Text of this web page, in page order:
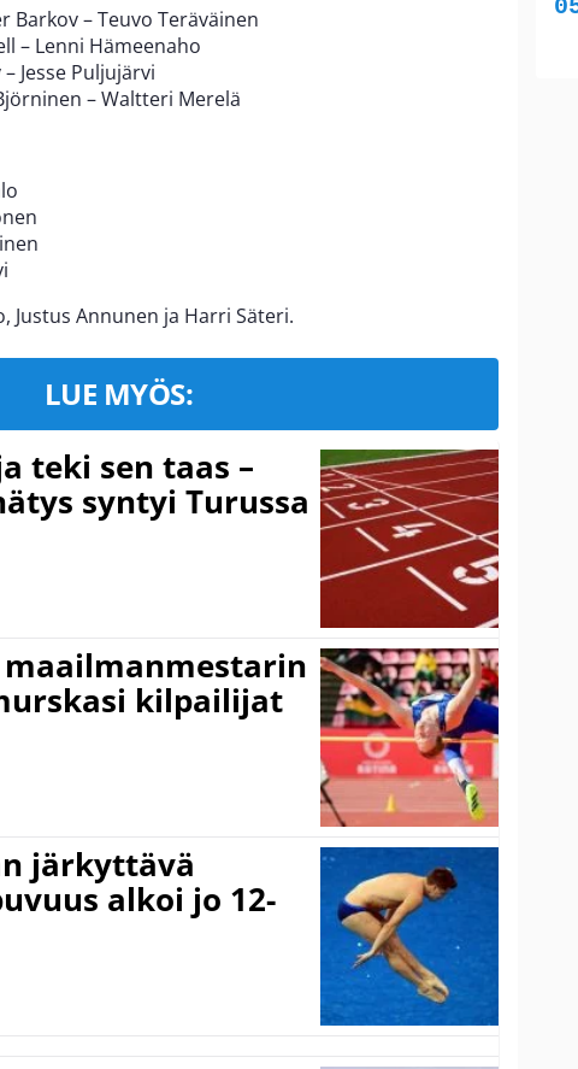
Barkov – Teuvo Teräväinen
– Lenni Hämeenaho
Jesse Puljujärvi
– Waltteri Merelä
Justus Annunen ja Harri Säteri.
LUE MYÖS:
teki sen taas –
syntyi Turussa
maailmanmestarin
kilpailijat
järkyttävä
alkoi jo 12-